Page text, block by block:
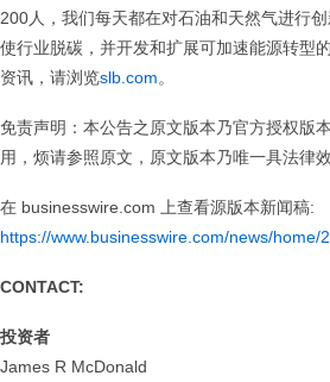
200人，我们每天都在对石油和天然气进行
使行业脱碳，并开发和扩展可加速能源转型
资讯，请浏览slb.com。
免责声明：本公告之原文版本乃官方授权版
用，烦请参照原文，原文版本乃唯一具法律效
在 businesswire.com 上查看源版本新闻稿:
https://www.businesswire.com/news/home/
CONTACT:
投资者
James R McDonald